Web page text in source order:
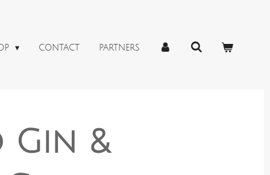
CONTACT PARTNERS
Gin &